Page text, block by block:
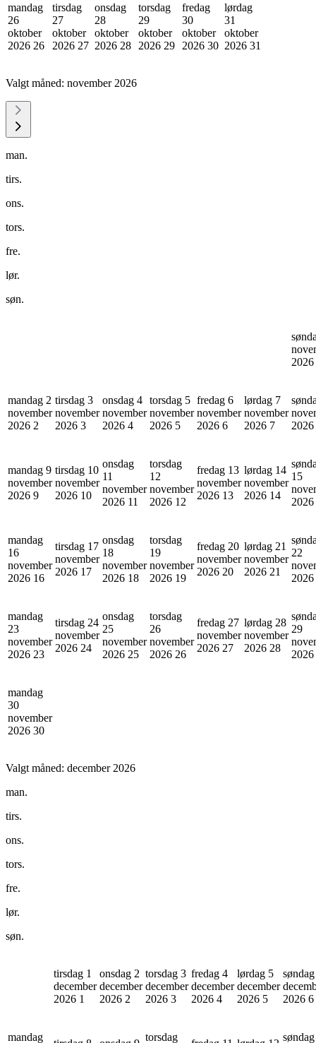
mandag
26
oktober
2026 26
tirsdag
27
oktober
2026 27
onsdag
28
oktober
2026 28
torsdag
29
oktober
2026 29
fredag
30
oktober
2026 30
lørdag
31
oktober
2026 31
Valgt måned: november 2026
man.
tirs.
ons.
tors.
fre.
lør.
søn.
2026
mandag 2
november
2026 2
tirsdag 3
november
2026 3
onsdag 4
november
2026 4
torsdag 5
november
2026 5
fredag 6
november
2026 6
lørdag 7
november
2026 7
2026
mandag 9
november
2026 9
tirsdag 10
november
2026 10
onsdag
11
november
2026 11
torsdag
12
november
2026 12
fredag 13
november
2026 13
lørdag 14
november
2026 14
15
2026
mandag
16
november
2026 16
tirsdag 17
november
2026 17
onsdag
18
november
2026 18
torsdag
19
november
2026 19
fredag 20
november
2026 20
lørdag 21
november
2026 21
22
2026
mandag
23
november
2026 23
tirsdag 24
november
2026 24
onsdag
25
november
2026 25
torsdag
26
november
2026 26
fredag 27
november
2026 27
lørdag 28
november
2026 28
29
2026
mandag
30
november
2026 30
Valgt måned: december 2026
man.
tirs.
ons.
tors.
fre.
lør.
søn.
tirsdag 1
december
2026 1
onsdag 2
december
2026 2
torsdag 3
december
2026 3
fredag 4
december
2026 4
lørdag 5
december
2026 5
2026 6
mandag torsdag søndag